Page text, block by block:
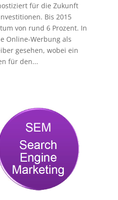
für die Zukunft
Bis 2015
von rund 6 Prozent. In
Online-Werbung als
gesehen, wobei ein
für den...